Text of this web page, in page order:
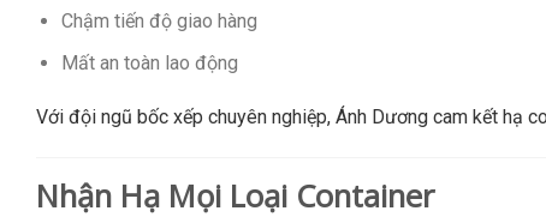
Chậm tiến độ giao hàng
Mất an toàn lao động
Với đội ngũ bốc xếp chuyên nghiệp, Ánh Dương cam kết hạ
Nhận Hạ Mọi Loại Container